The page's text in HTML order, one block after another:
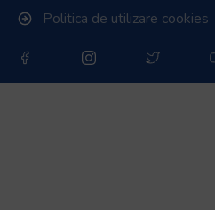
Politica de utilizare cookies